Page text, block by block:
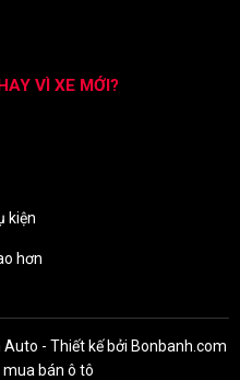
VÌ XE MỚI?
kiện
hơn
Auto - Thiết kế bởi Bonbanh.com
bán ô tô